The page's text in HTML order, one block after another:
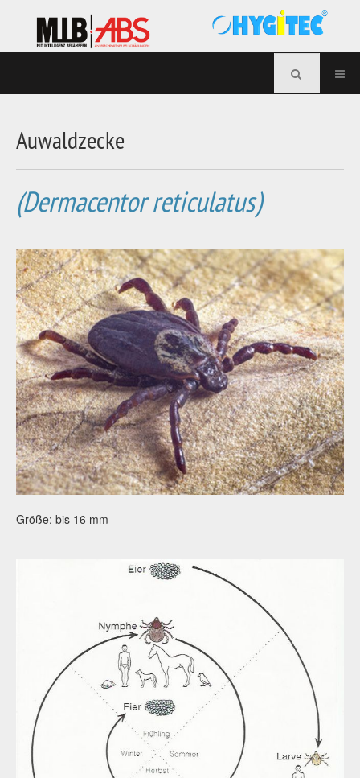
Auwaldzecke
(Dermacentor reticulatus)
Größe: bis 16 mm